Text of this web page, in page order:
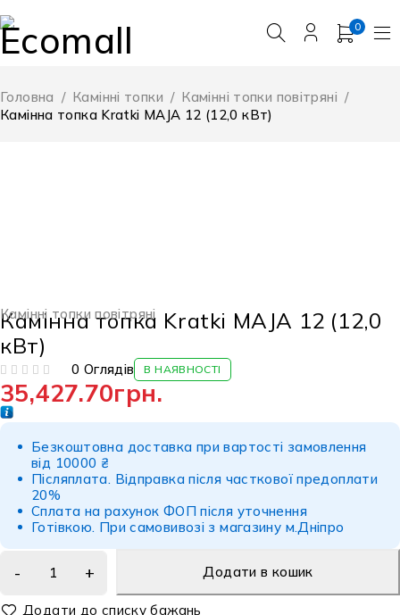
0
Головна / Камінні топки / Камінні топки повітряні /
Камінна топка Kratki MAJA 12 (12,0 кВт)
Камінні топки повітряні
Камінна топка Kratki MAJA 12 (12,0
кВт)
0 Оглядів В НАЯВНОСТІ
35,427.70грн.
Безкоштовна доставка при вартості замовлення
від 10000 ₴
Післяплата. Відправка після часткової предоплати
20%
Сплата на рахунок ФОП після уточнення
Готівкою. При самовивозі з магазину м.Дніпро
Додати в кошик